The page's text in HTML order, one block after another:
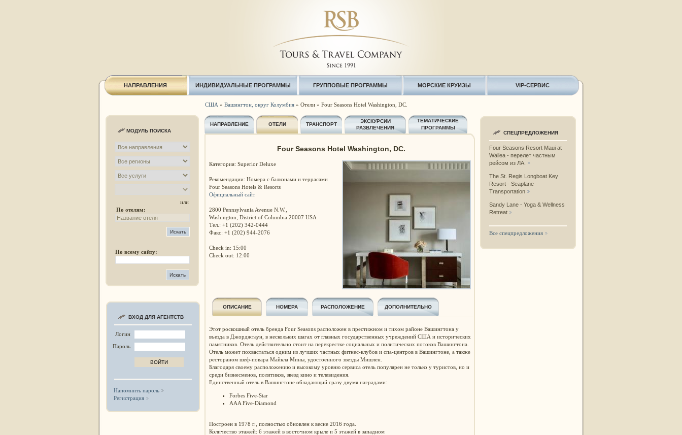
НАПРАВЛЕНИЯ ИНДИВИДУАЛЬНЫЕ ПРОГРАММЫ ГРУППОВЫЕ ПРОГРАММЫ МОРСКИЕ КРУИЗЫ VIP-СЕРВИС
МОДУЛЬ ПОИСКА
или
По отелям:
По всему сайту:
ВХОД ДЛЯ АГЕНТСТВ
Логин
Пароль
Напомнить пароль
Регистрация
США » Вашингтон, округ Колумбия» Отели » Four Seasons Hotel Washington, DC.
НАПРАВЛЕНИЕ ОТЕЛИ ТРАНСПОРТ
ЭКСКУРСИИ
РАЗВЛЕЧЕНИЯ
ТЕМАТИЧЕСКИЕ
ПРОГРАММЫ
Four Seasons Hotel Washington, DC.
Категория: Superior Deluxe
Рекомендации: Номера с балконами и террасами
Four Seasons Hotels & Resorts
Официальный сайт
2800 Pennsylvania Avenue N.W.,
Washington, District of Columbia 20007 USA
Тел.: +1 (202) 342-0444
Факс: +1 (202) 944-2076
Check in: 15:00
Check out: 12:00
ОПИСАНИЕ НОМЕРА РАСПОЛОЖЕНИЕ ДОПОЛНИТЕЛЬНО
Этот роскошный отель бренда Four Seasons расположен в престижном и тихом районе Вашингтона у
въезда в Джорджтаун, в нескольких шагах от главных государственных учреждений США и исторических
памятников. Отель действительно стоит на перекрестке социальных и политических потоков Вашингтона.
Отель может похвастаться одним из лучших частных фитнес-клубов и спа-центров в Вашингтоне, а также
рестораном шеф-повара Майкла Мины, удостоенного звезды Мишлен.
Благодаря своему расположению и высокому уровню сервиса отель популярен не только у туристов, но и
среди бизнесменов, политиков, звезд кино и телевидения.
Единственный отель в Вашингтоне обладающий сразу двумя наградами:
Forbes Five-Star
AAA Five-Diamond
Построен в 1978 г., полностью обновлен к весне 2016 года.
Количество этажей: 6 этажей в восточном крыле и 5 этажей в западном
СПЕЦПРЕДЛОЖЕНИЯ
Four Seasons Resort Maui at
Wailea - перелет частным
рейсом из ЛА.
The St. Regis Longboat Key
Resort - Seaplane
Transportation
Sandy Lane - Yoga & Wellness
Retreat
Все спецпредложения